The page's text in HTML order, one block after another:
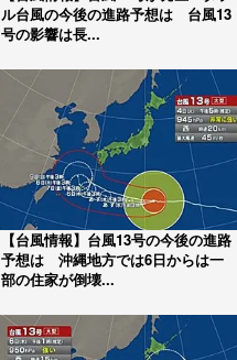
ル台風の今後の進路予想は 台風13
号の影響は長...
【台風情報】台風13号の今後の進路
予想は 沖縄地方では6日からは一
部の住家が倒壊...